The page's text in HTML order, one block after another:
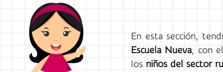
En esta sección,
Escuela Nueva, con
los niños del sector